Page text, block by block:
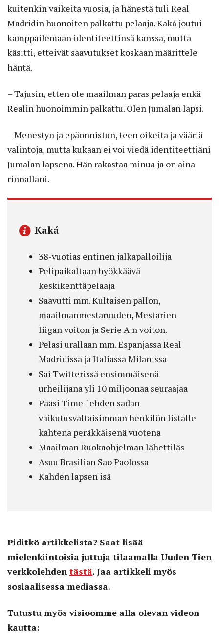
kuitenkin vaikeita vuosia, ja hänestä tuli Real
Madridin huonoiten palkattu pelaaja. Kaká joutui
kamppailemaan identiteettinsä kanssa, mutta
käsitti, etteivät saavutukset koskaan määrittele
häntä.
– Tajusin, etten ole maailman paras pelaaja enkä
Realin huonoimmin palkattu. Olen Jumalan lapsi.
– Menestyn ja epäonnistun, teen oikeita ja vääriä
valintoja, mutta kukaan ei voi viedä identiteettiäni
Jumalan lapsena. Hän rakastaa minua ja on aina
rinnallani.
Kaká
38-vuotias entinen jalkapalloilija
Pelipaikaltaan hyökkäävä
keskikenttäpelaaja
Saavutti mm. Kultaisen pallon,
maailmanmestaruuden, Mestarien
liigan voiton ja Serie A:n voiton.
Pelasi urallaan mm. Espanjassa Real
Madridissa ja Italiassa Milanissa
Sai Twitterissä ensimmäisenä
urheilijana yli 10 miljoonaa seuraajaa
Pääsi Time-lehden sadan
vaikutusvaltaisimman henkilön listalle
kahtena peräkkäisenä vuotena
Maailman Ruokaohjelman lähettiläs
Asuu Brasilian Sao Paolossa
Kahden lapsen isä
Piditkö artikkelista? Saat lisää
mielenkiintoisia juttuja tilaamalla Uuden Tien
verkkolehden tästä. Jaa artikkeli myös
sosiaalisessa mediassa.
Tutustu myös visioomme alla olevan videon
kautta: